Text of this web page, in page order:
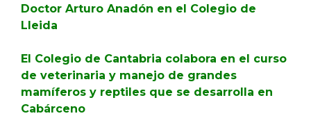
Doctor Arturo Anadón en el Colegio de
Lleida
El Colegio de Cantabria colabora en el curso
de veterinaria y manejo de grandes
mamíferos y reptiles que se desarrolla en
Cabárceno